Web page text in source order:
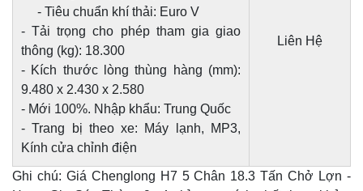
- Tiêu chuẩn khí thải: Euro V
- Tải trọng cho phép tham gia giao
thông (kg): 18.300
- Kích thước lòng thùng hàng (mm):
9.480 x 2.430 x 2.580
- Mới 100%. Nhập khẩu: Trung Quốc
- Trang bị theo xe: Máy lạnh, MP3,
Kính cửa chỉnh điện
Liên Hệ
Ghi chú: Giá Chenglong H7 5 Chân 18.3 Tấn Chở Lợn -